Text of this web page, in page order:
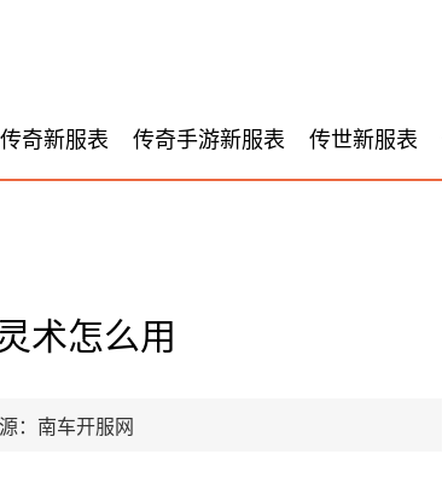
传奇新服表 传奇手游新服表 传世新服表
术怎么用
：南车开服网